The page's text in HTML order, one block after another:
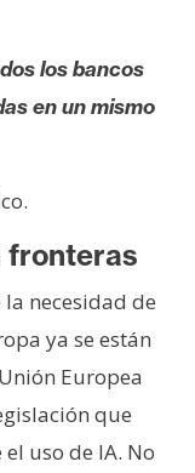
los bancos
en un mismo
fronteras
necesidad de
ya se están
Europea
que
uso de IA. No